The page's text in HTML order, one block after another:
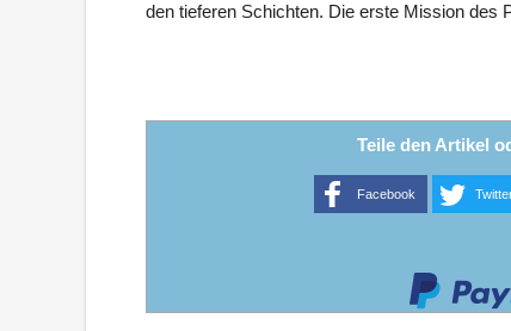
den tieferen Schichten. Die erste Mission des
Teile den Artikel
Facebook